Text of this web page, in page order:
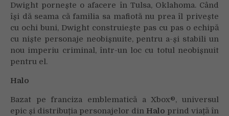
Dwight pornește o afacere în Tulsa, Oklahoma. Când
își dă seama că familia sa mafiotă nu prea îl privește
cu ochi buni, Dwight construiește pas cu pas o echipă
cu niște personaje neobișnuite, pentru a-și stabili un
nou imperiu criminal, într-un loc cu totul neobișnuit
pentru el.
Halo
Bazat pe franciza emblematică a Xbox®, universul
epic și distribuția personajelor din Halo prind viață în